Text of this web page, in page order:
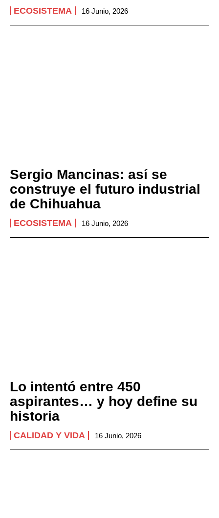
ECOSISTEMA 16 Junio, 2026
Sergio Mancinas: así se
construye el futuro industrial
de Chihuahua
ECOSISTEMA 16 Junio, 2026
Lo intentó entre 450
aspirantes… y hoy define su
historia
CALIDAD Y VIDA 16 Junio, 2026